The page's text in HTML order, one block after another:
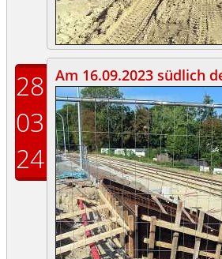
28
03
24
Am 16.09.2023 südlich